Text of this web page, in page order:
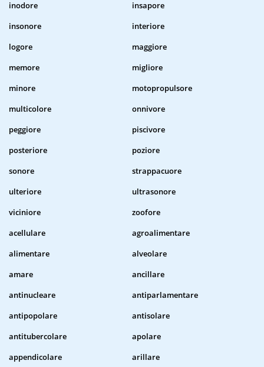
inodore
insapore
insonore
interiore
logore
maggiore
memore
migliore
minore
motopropulsore
multicolore
onnivore
peggiore
piscivore
posteriore
poziore
sonore
strappacuore
ulteriore
ultrasonore
viciniore
zoofore
acellulare
agroalimentare
alimentare
alveolare
amare
ancillare
antinucleare
antiparlamentare
antipopolare
antisolare
antitubercolare
apolare
appendicolare
arillare